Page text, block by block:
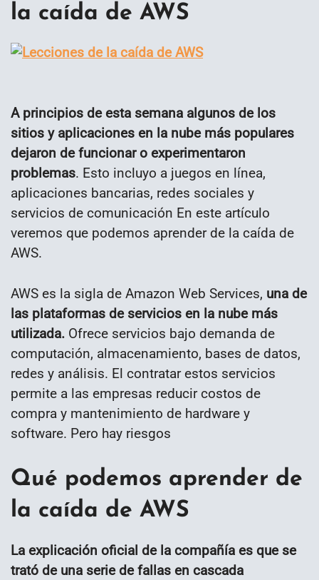
la caída de AWS
A principios de esta semana algunos de los
sitios y aplicaciones en la nube más populares
dejaron de funcionar o experimentaron
problemas. Esto incluyo a juegos en línea,
aplicaciones bancarias, redes sociales y
servicios de comunicación En este artículo
veremos que podemos aprender de la caída de
AWS.
AWS es la sigla de Amazon Web Services, una de
las plataformas de servicios en la nube más
utilizada. Ofrece servicios bajo demanda de
computación, almacenamiento, bases de datos,
redes y análisis. El contratar estos servicios
permite a las empresas reducir costos de
compra y mantenimiento de hardware y
software. Pero hay riesgos
Qué podemos aprender de
la caída de AWS
La explicación oficial de la compañía es que se
trató de una serie de fallas en cascada